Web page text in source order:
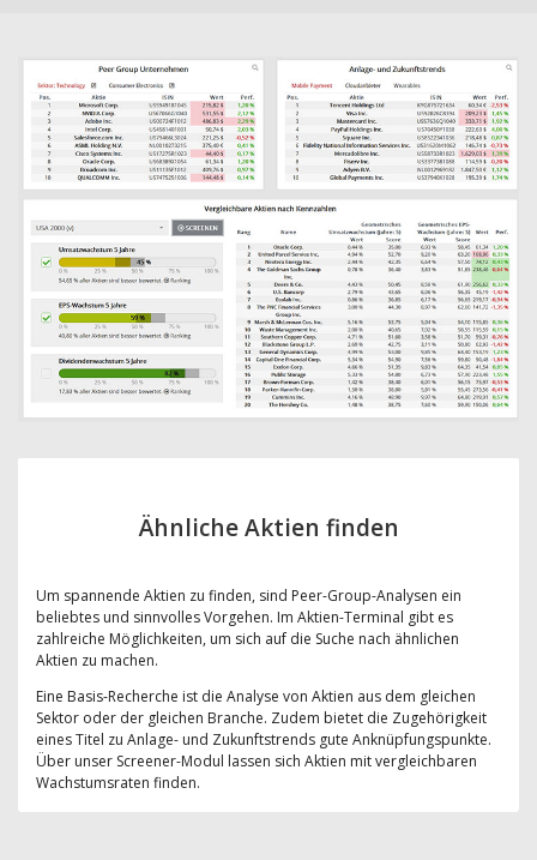
Ähnliche Aktien finden
Um spannende Aktien zu finden, sind Peer-Group-Analysen ein
beliebtes und sinnvolles Vorgehen. Im Aktien-Terminal gibt es
zahlreiche Möglichkeiten, um sich auf die Suche nach ähnlichen
Aktien zu machen.
Eine Basis-Recherche ist die Analyse von Aktien aus dem gleichen
Sektor oder der gleichen Branche. Zudem bietet die Zugehörigkeit
eines Titel zu Anlage- und Zukunftstrends gute Anknüpfungspunkte.
Über unser Screener-Modul lassen sich Aktien mit vergleichbaren
Wachstumsraten finden.